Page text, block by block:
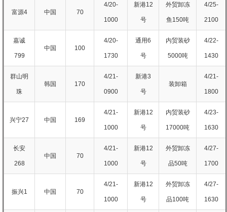
富源4 中国 70
4/20-
1000
新港12
号
外贸卸冻
鱼150吨
4/25-
2100
嘉诚
799
中国 100
4/20-
1730
通用6
号
内贸装砂
5000吨
4/22-
1430
群山明
珠
韩国 170
4/21-
0900
新港3
号
装卸箱
4/21-
1800
兴宁27 中国 169
4/21-
1000
新港12
号
内贸装砂
17000吨
4/23-
1630
长安
268
中国 70
4/21-
1000
新港12
号
外贸卸冻
品50吨
4/27-
1700
振兴1 中国 70
4/21-
1000
新港12
号
外贸卸冻
品100吨
4/27-
1630